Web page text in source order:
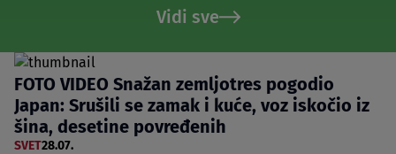
Vidi sve
FOTO VIDEO Snažan zemljotres pogodio
Japan: Srušili se zamak i kuće, voz iskočio iz
šina, desetine povređenih
SVET28.07.